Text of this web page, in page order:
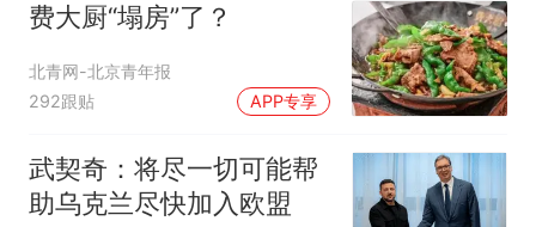
费大厨“塌房”了？
北青网-北京青年报
292跟贴
APP专享
武契奇：将尽一切可能帮
助乌克兰尽快加入欧盟